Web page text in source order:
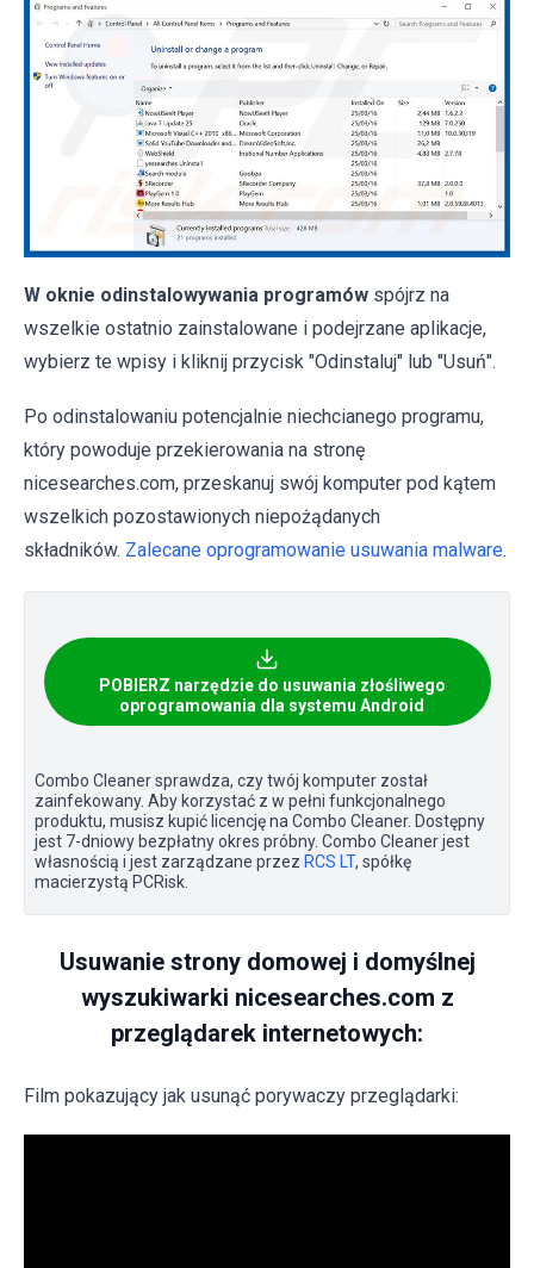
W oknie odinstalowywania programów spójrz na
wszelkie ostatnio zainstalowane i podejrzane aplikacje,
wybierz te wpisy i kliknij przycisk "Odinstaluj" lub "Usuń".
Po odinstalowaniu potencjalnie niechcianego programu,
który powoduje przekierowania na stronę
nicesearches.com, przeskanuj swój komputer pod kątem
wszelkich pozostawionych niepożądanych
składników. Zalecane oprogramowanie usuwania malware.
POBIERZ narzędzie do usuwania złośliwego
oprogramowania dla systemu Android
Combo Cleaner sprawdza, czy twój komputer został
zainfekowany. Aby korzystać z w pełni funkcjonalnego
produktu, musisz kupić licencję na Combo Cleaner. Dostępny
jest 7-dniowy bezpłatny okres próbny. Combo Cleaner jest
własnością i jest zarządzane przez RCS LT, spółkę
macierzystą PCRisk.
Usuwanie strony domowej i domyślnej
wyszukiwarki nicesearches.com z
przeglądarek internetowych:
Film pokazujący jak usunąć porywaczy przeglądarki: